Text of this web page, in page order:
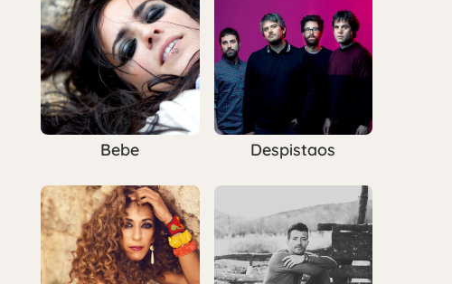
Bebe Despistaos